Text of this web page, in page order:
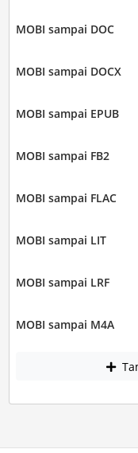
MOBI sampai DOC
MOBI sampai DOCX
MOBI sampai EPUB
MOBI sampai FB2
MOBI sampai FLAC
MOBI sampai LIT
MOBI sampai LRF
MOBI sampai M4A